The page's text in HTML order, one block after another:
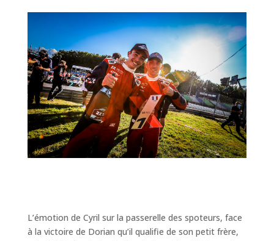
L’émotion de Cyril sur la passerelle des spoteurs, face
à la victoire de Dorian qu’il qualifie de son petit frère,